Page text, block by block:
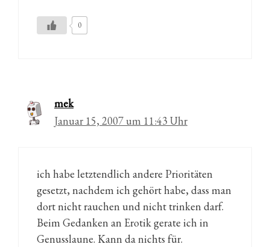
0
mek
Januar 15, 2007 um 11:43 Uhr
ich habe letztendlich andere Prioritäten
gesetzt, nachdem ich gehört habe, dass man
dort nicht rauchen und nicht trinken darf.
Beim Gedanken an Erotik gerate ich in
Genusslaune. Kann da nichts für.